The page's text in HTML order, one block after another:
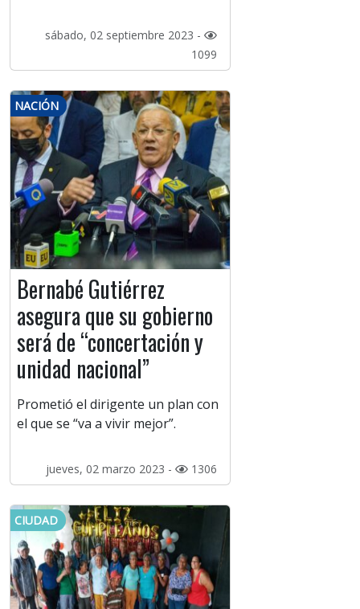
sábado, 02 septiembre 2023 -
1099
NACIÓN
Bernabé Gutiérrez
asegura que su gobierno
será de “concertación y
unidad nacional”
Prometió el dirigente un plan con
el que se “va a vivir mejor”.
jueves, 02 marzo 2023 - 1306
CIUDAD